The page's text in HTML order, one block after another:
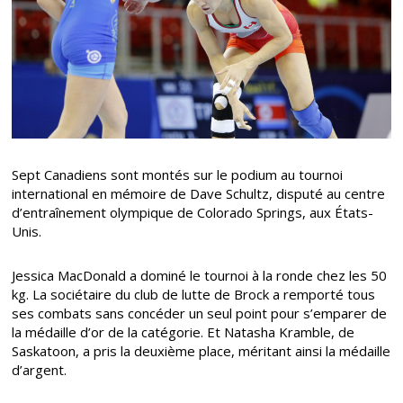
Sept Canadiens sont montés sur le podium au tournoi
international en mémoire de Dave Schultz, disputé au centre
d’entraînement olympique de Colorado Springs, aux États-
Unis.
Jessica MacDonald a dominé le tournoi à la ronde chez les 50
kg. La sociétaire du club de lutte de Brock a remporté tous
ses combats sans concéder un seul point pour s’emparer de
la médaille d’or de la catégorie. Et Natasha Kramble, de
Saskatoon, a pris la deuxième place, méritant ainsi la médaille
d’argent.